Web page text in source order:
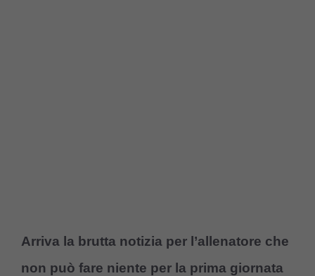
Arriva la brutta notizia per l’allenatore che
non può fare niente per la prima giornata